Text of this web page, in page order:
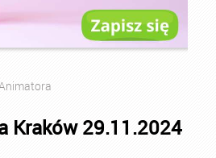
Kraków 29.11.2024